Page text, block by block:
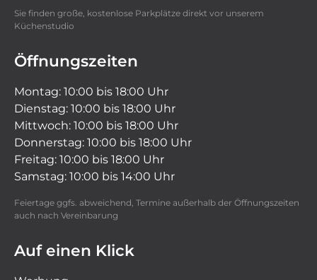
Sie finden große, kostenlose Parkplätze direkt vor unserem
Küchenstudio
Öffnungszeiten
Montag: 10:00 bis 18:00 Uhr
Dienstag: 10:00 bis 18:00 Uhr
Mittwoch: 10:00 bis 18:00 Uhr
Donnerstag: 10:00 bis 18:00 Uhr
Freitag: 10:00 bis 18:00 Uhr
Samstag: 10:00 bis 14:00 Uhr
Feiertage ggfs. abweichend, Termine außerhalb der Öffnungszeiten
auch nach Vereinbarung
Auf einen Klick